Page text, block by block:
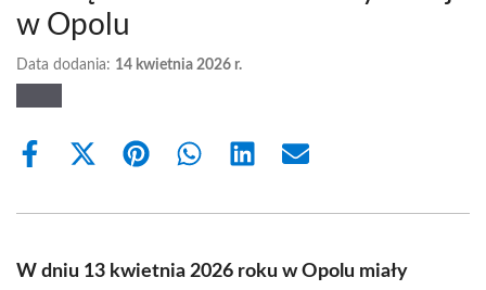
w Opolu
Data dodania: 14 kwietnia 2026 r.
Share
Share
(Twitter)
Share Share Share Share
W dniu 13 kwietnia 2026 roku w Opolu miały